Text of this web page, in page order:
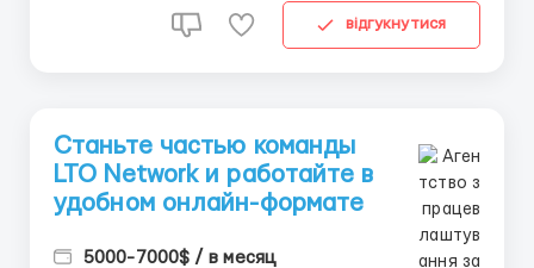
відгукнутися
Станьте частью команды
LTO Network и работайте в
удобном онлайн-формате
5000-7000$ / в месяц